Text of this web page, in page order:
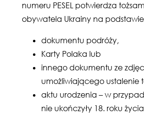
numeru PESEL potwierdza
obywatela Ukrainy na
dokumentu podróży,
Karty Polaka lub
innego dokumentu ze
umożliwiającego ustalenie
aktu urodzenia – w
nie ukończyły 18. roku